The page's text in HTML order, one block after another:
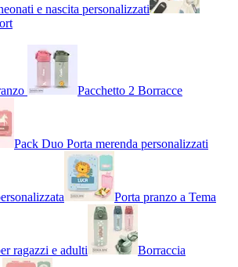
e nascita personalizzati
Pacchetto 2 Borracce
Pack Duo Porta merenda personalizzati
Porta pranzo a Tema
ragazzi e adulti Borraccia